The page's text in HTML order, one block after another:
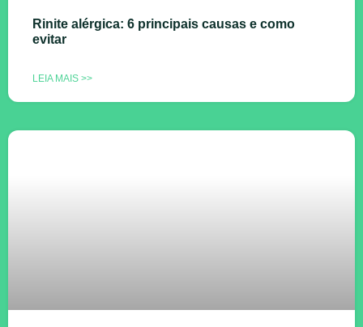
Rinite alérgica: 6 principais causas e como
evitar
LEIA MAIS >>